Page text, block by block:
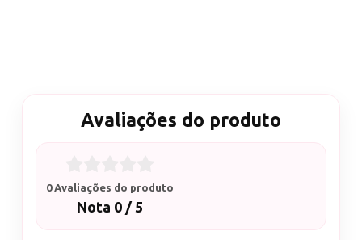
Avaliações do produto
0 Avaliações do produto
Nota 0 / 5